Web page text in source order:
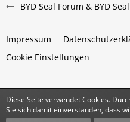
BYD Seal Forum & BYD
Impressum
Cookie Einstellungen
Community-
Diese Seite verwendet Cookies.
Sie sich damit einverstanden, dass